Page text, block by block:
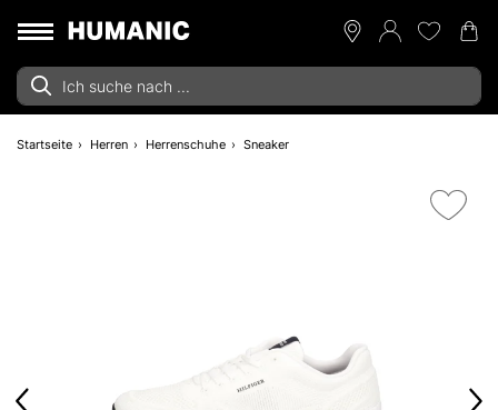
Startseite Herren Herrenschuhe Sneaker